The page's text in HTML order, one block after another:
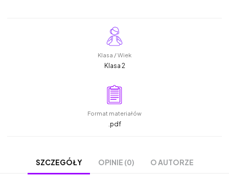
Klasa / Wiek
Klasa 2
Format materiałów
.pdf
SZCZEGÓŁY OPINIE (0) O AUTORZE